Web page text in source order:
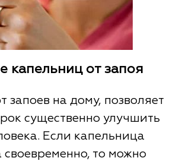
капельниц от запоя
запоев на дому, позволяет
существенно улучшить
Если капельница
то можно